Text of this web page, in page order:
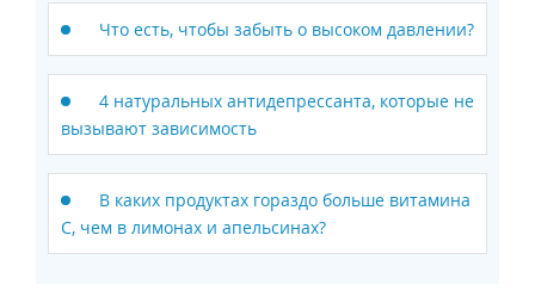
Что есть, чтобы забыть о высоком давлении?
4 натуральных антидепрессанта, которые не
вызывают зависимость
В каких продуктах гораздо больше витамина
С, чем в лимонах и апельсинах?